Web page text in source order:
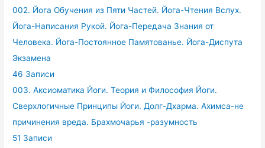
002. Йога Обучения из Пяти Частей. Йога-Чтения Вслух.
Йога-Написания Рукой. Йога-Передача Знания от
Человека. Йога-Постоянное Памятованье. Йога-Диспута
Экзамена
46 Записи
003. Аксиоматика Йоги. Теория и Философия Йоги.
Сверхлогичные Принципы Йоги. Долг-Дхарма. Ахимса-не
причинения вреда. Брахмочарья -разумность
51 Записи